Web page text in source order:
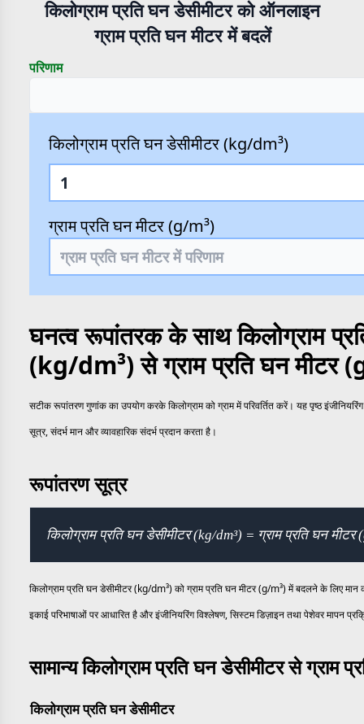
किलोग्राम प्रति घन डेसीमीटर को ऑनलाइन
ग्राम प्रति घन मीटर में बदलें
परिणाम
किलोग्राम प्रति घन डेसीमीटर (kg/dm³)
ग्राम प्रति घन मीटर (g/m³)
घनत्व रूपांतरक के साथ किलोग्राम
(kg/dm³) से ग्राम प्रति घन मीटर
सटीक रूपांतरण गुणांक का उपयोग करके किलोग्राम को ग्राम में परिवर्तित करें। यह पृष्ठ
सूत्र, संदर्भ मान और व्यावहारिक संदर्भ प्रदान करता है।
रूपांतरण सूत्र
किलोग्राम प्रति घन डेसीमीटर (kg/dm³) = ग्राम प्रति घन
किलोग्राम प्रति घन डेसीमीटर (kg/dm³) को ग्राम प्रति घन मीटर (g/m³) में बदलने के लिए
इकाई परिभाषाओं पर आधारित है और इंजीनियरिंग विश्लेषण, सिस्टम डिज़ाइन तथा पेशेवर मापन
सामान्य किलोग्राम प्रति घन डेसीमीटर से ग्राम
किलोग्राम प्रति घन डेसीमीटर